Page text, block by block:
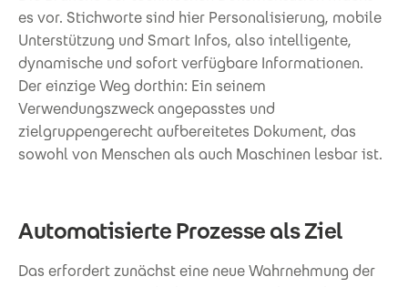
es vor. Stichworte sind hier Personalisierung, mobile
Unterstützung und Smart Infos, also intelligente,
dynamische und sofort verfügbare Informationen.
Der einzige Weg dorthin: Ein seinem
Verwendungszweck angepasstes und
zielgruppengerecht aufbereitetes Dokument, das
sowohl von Menschen als auch Maschinen lesbar ist.
Automatisierte Prozesse als Ziel
Das erfordert zunächst eine neue Wahrnehmung der